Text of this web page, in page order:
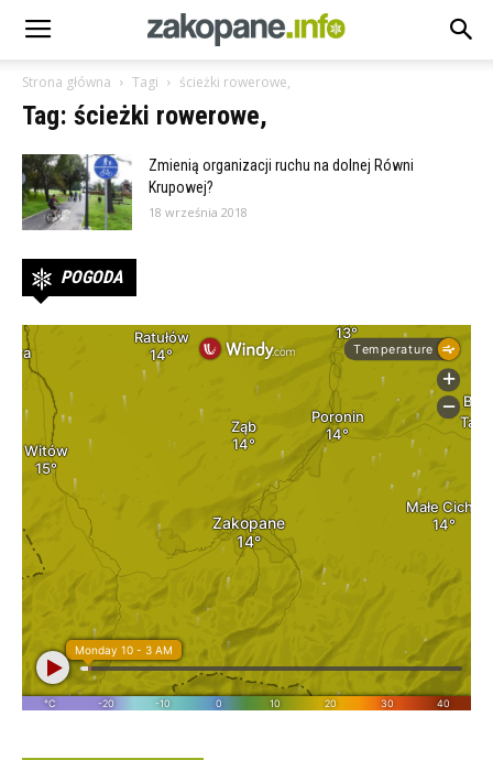
Strona główna Tagi ścieżki rowerowe,
Tag: ścieżki rowerowe,
Zmienią organizacji ruchu na dolnej Równi
Krupowej?
18 września 2018
POGODA